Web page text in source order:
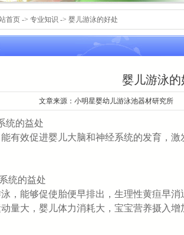
首页 -> 专业知识 -> 婴儿游泳的好处
婴儿游泳的
文章来源：小明星婴幼儿游泳池器材研究所
统的益处
有效促进婴儿大脑和神经系统的发育，
统的益处
，能够促使胎便早排出，生理性黄疸早
动量大，婴儿体力消耗大，宝宝营养摄入